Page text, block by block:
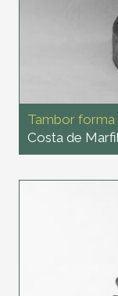
Tambor forma
Costa de